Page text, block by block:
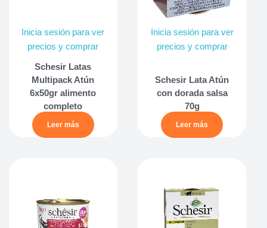
Inicia sesión para ver
precios y comprar
Schesir Latas
Multipack Atún
6x50gr alimento
completo
Leer más
Inicia sesión para ver
precios y comprar
Schesir Lata Atún
con dorada salsa
70g
Leer más